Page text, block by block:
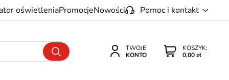
oświetleniaPromocjeNowości Pomoc i kontakt
KOSZYK:
0,00 zł
TWOJE
KONTO